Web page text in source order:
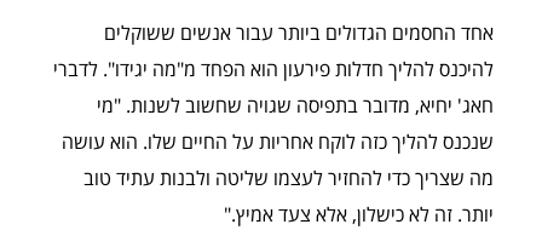
אחד החסמים הגדולים ביותר עבור אנשים ששוקלים
להיכנס להליך חדלות פירעון הוא הפחד מ"מה יגידו". לדברי
חאג' יחיא, מדובר בתפיסה שגויה שחשוב לשנות. "מי
שנכנס להליך כזה לוקח אחריות על החיים שלו. הוא עושה
מה שצריך כדי להחזיר לעצמו שליטה ולבנות עתיד טוב
יותר. זה לא כישלון, אלא צעד אמיץ."